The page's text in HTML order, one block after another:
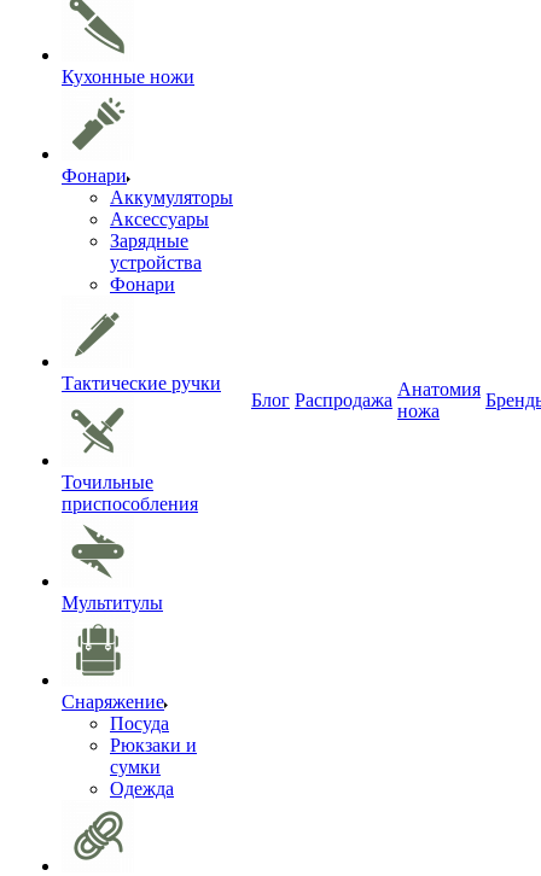
Кухонные ножи
Фонари
Аккумуляторы
Аксессуары
Зарядные
устройства
Фонари
Тактические ручки
Точильные
приспособления
Мультитулы
Снаряжение
Посуда
Рюкзаки и
сумки
Одежда
Блог Распродажа
Анатомия
ножа